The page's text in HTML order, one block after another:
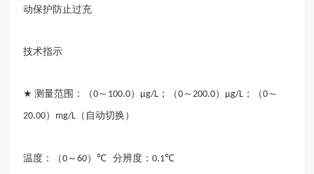
动保护防止过充
技术指示
★测量范围：（0 ～ 100.0） µg/L ；（0 ～ 200.0） µg/L ；（0 ～
20.00） mg/L （自动切换）
温度：（0 ～60）℃分辨度：0.1℃